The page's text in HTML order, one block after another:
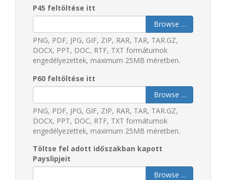
P45 feltöltése itt
Browse …
PNG, PDF, JPG, GIF, ZIP, RAR, TAR, TAR.GZ,
DOCX, PPT, DOC, RTF, TXT formátumok
engedélyezettek, maximum 25MB méretben.
P60 feltöltése itt
Browse …
PNG, PDF, JPG, GIF, ZIP, RAR, TAR, TAR.GZ,
DOCX, PPT, DOC, RTF, TXT formátumok
engedélyezettek, maximum 25MB méretben.
Töltse fel adott időszakban kapott
Payslipjeit
Browse …